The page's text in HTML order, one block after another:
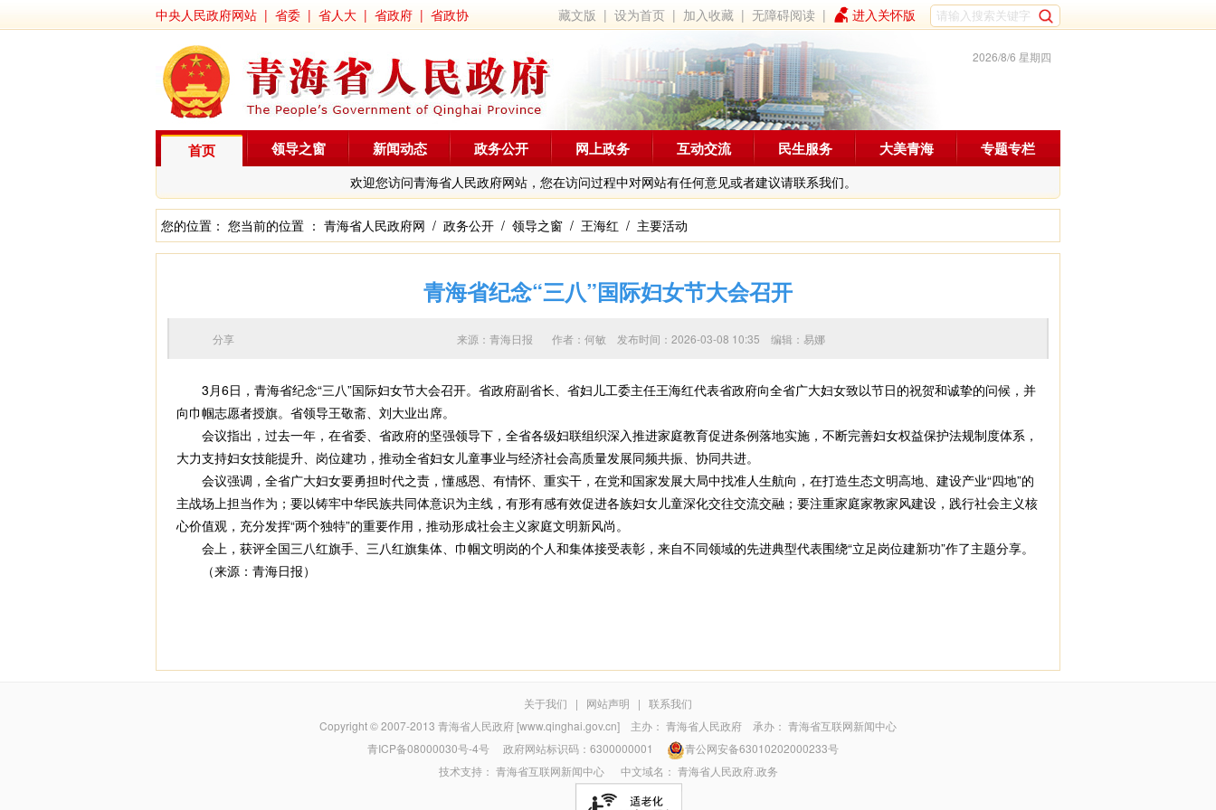
中央人民政府网站 | 省委 | 省人大 | 省政府 | 省政协 藏文版 |设为首页 | 加入收藏 |无障碍阅读 | 进入关怀版
2026/8/6 星期四
首页
欢迎您访问青海省人民政府网站，您在访问过程中对网站有任何意见或者建议请联系我们。
领导之窗 新闻动态 政务公开 网上政务 互动交流 民生服务 大美青海 专题专栏
您的位置： 您当前的位置 ： 青海省人民政府网 / 政务公开 / 领导之窗 / 王海红 / 主要活动
青海省纪念“三八”国际妇女节大会召开
来源：青海日报 作者： 何敏 发布时间：2026-03-08 10:35 编辑：易娜
分享
3月6日，青海省纪念“三八”国际妇女节大会召开。省政府副省长、省妇儿工委主任王海红代表省政府向全省广大妇女致以节日的祝贺和诚挚的问候，并
向巾帼志愿者授旗。省领导王敬斋、刘大业出席。
会议指出，过去一年，在省委、省政府的坚强领导下，全省各级妇联组织深入推进家庭教育促进条例落地实施，不断完善妇女权益保护法规制度体系，
大力支持妇女技能提升、岗位建功，推动全省妇女儿童事业与经济社会高质量发展同频共振、协同共进。
会议强调，全省广大妇女要勇担时代之责，懂感恩、有情怀、重实干，在党和国家发展大局中找准人生航向，在打造生态文明高地、建设产业“四地”的
主战场上担当作为；要以铸牢中华民族共同体意识为主线，有形有感有效促进各族妇女儿童深化交往交流交融；要注重家庭家教家风建设，践行社会主义核
心价值观，充分发挥“两个独特”的重要作用，推动形成社会主义家庭文明新风尚。
会上，获评全国三八红旗手、三八红旗集体、巾帼文明岗的个人和集体接受表彰，来自不同领域的先进典型代表围绕“立足岗位建新功”作了主题分享。
（来源：青海日报）
关于我们 | 网站声明 | 联系我们
Copyright © 2007-2013 青海省人民政府 [www.qinghai.gov.cn] 主办： 青海省人民政府 承办： 青海省互联网新闻中心
青ICP备08000030号-4号政府网站标识码：6300000001
青公网安备63010202000233号
技术支持： 青海省互联网新闻中心中文域名： 青海省人民政府.政务